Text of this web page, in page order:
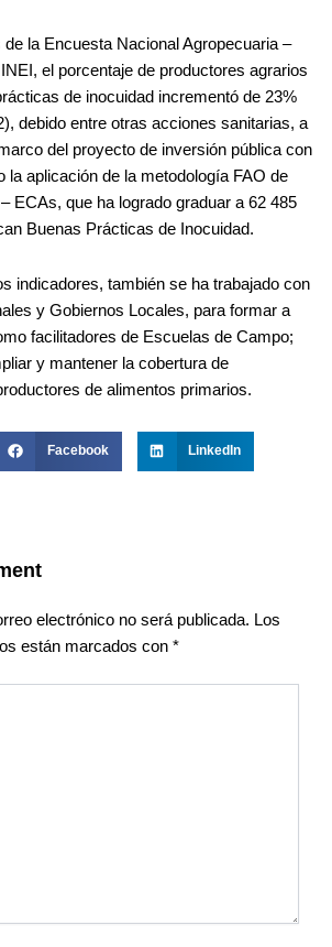
la Encuesta Nacional Agropecuaria –
el porcentaje de productores agrarios
de inocuidad incrementó de 23%
debido entre otras acciones sanitarias, a
del proyecto de inversión pública con
la aplicación de la metodología FAO de
ECAs, que ha logrado graduar a 62 485
Buenas Prácticas de Inocuidad.
indicadores, también se ha trabajado con
y Gobiernos Locales, para formar a
facilitadores de Escuelas de Campo;
y mantener la cobertura de
de alimentos primarios.
Facebook LinkedIn
electrónico no será publicada. Los
están marcados con *